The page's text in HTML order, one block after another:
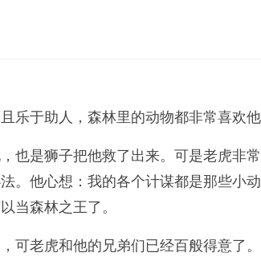
乐于助人，森林里的动物都非常喜欢他
也是狮子把他救了出来。可是老虎非
。他心想：我的各个计谋都是那些
当森林之王了。
可老虎和他的兄弟们已经百般得意了。